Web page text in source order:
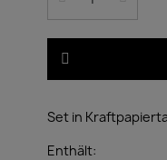
Set in
Enthält: